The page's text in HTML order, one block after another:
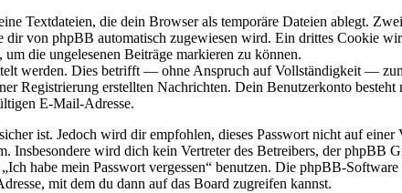
Textdateien, die dein Browser als temporäre Dateien ablegt.
von phpBB automatisch zugewiesen wird. Ein drittes Cookie
die ungelesenen Beiträge markieren zu können.
werden. Dies betrifft — ohne Anspruch auf Vollständigkeit —
Registrierung erstellten Nachrichten. Dein Benutzerkonto besteht
E-Mail-Adresse.
ist. Jedoch wird dir empfohlen, dieses Passwort nicht auf
Insbesondere wird dich kein Vertreter des Betreibers, der phpBB
habe mein Passwort vergessen“ benutzen. Die phpBB-
mit dem du dann auf das Board zugreifen kannst.